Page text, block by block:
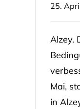
25.
Alzey.
Mai,
in